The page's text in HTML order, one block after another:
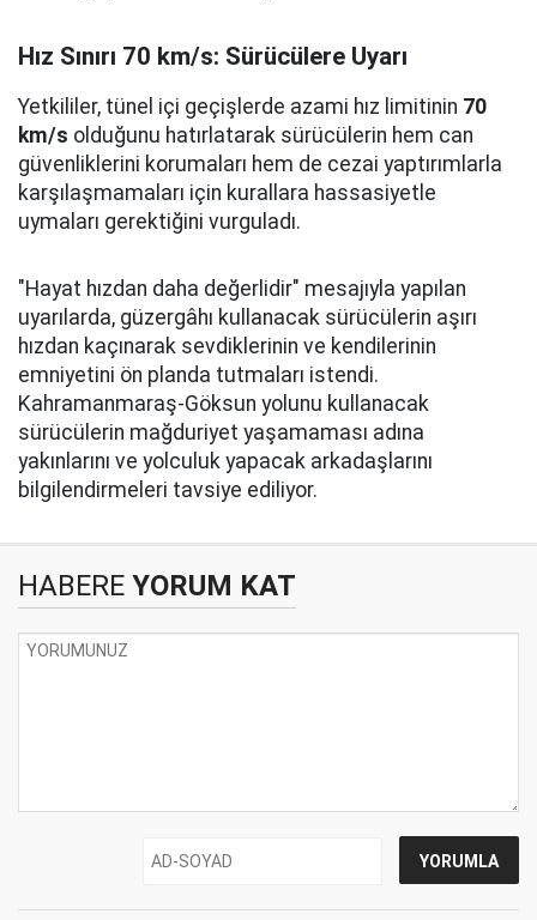
Hız Sınırı 70 km/s: Sürücülere Uyarı
Yetkililer, tünel içi geçişlerde azami hız limitinin 70
km/s olduğunu hatırlatarak sürücülerin hem can
güvenliklerini korumaları hem de cezai yaptırımlarla
karşılaşmamaları için kurallara hassasiyetle
uymaları gerektiğini vurguladı.
"Hayat hızdan daha değerlidir" mesajıyla yapılan
uyarılarda, güzergâhı kullanacak sürücülerin aşırı
hızdan kaçınarak sevdiklerinin ve kendilerinin
emniyetini ön planda tutmaları istendi.
Kahramanmaraş-Göksun yolunu kullanacak
sürücülerin mağduriyet yaşamaması adına
yakınlarını ve yolculuk yapacak arkadaşlarını
bilgilendirmeleri tavsiye ediliyor.
HABERE YORUM KAT